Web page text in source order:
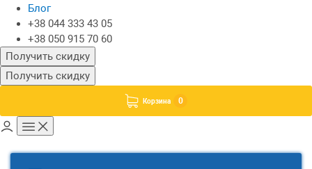
Блог
+38 044 333 43 05
+38 050 915 70 60
Получить скидку
Получить скидку
Корзина 0